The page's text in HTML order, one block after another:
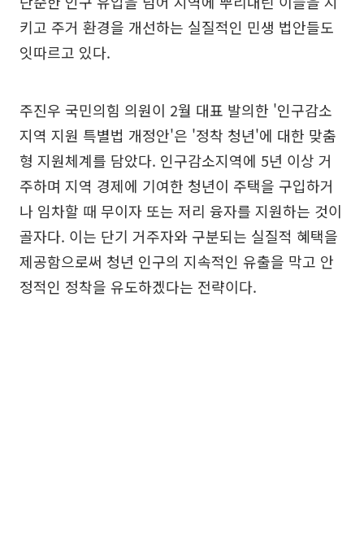
키고 주거 환경을 개선하는 실질적인 민생 법안들도
잇따르고 있다.
주진우 국민의힘 의원이 2월 대표 발의한 '인구감소
지역 지원 특별법 개정안'은 '정착 청년'에 대한 맞춤
형 지원체계를 담았다. 인구감소지역에 5년 이상 거
주하며 지역 경제에 기여한 청년이 주택을 구입하거
나 임차할 때 무이자 또는 저리 융자를 지원하는 것이
골자다. 이는 단기 거주자와 구분되는 실질적 혜택을
제공함으로써 청년 인구의 지속적인 유출을 막고 안
정적인 정착을 유도하겠다는 전략이다.